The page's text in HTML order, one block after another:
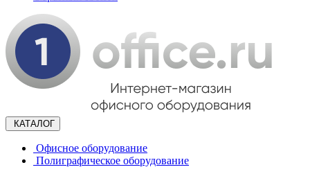
КАТАЛОГ
Офисное оборудование
Полиграфическое оборудование